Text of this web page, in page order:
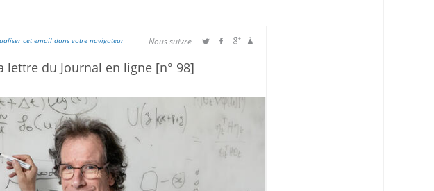
cet email dans votre navigateur Nous suivre
lettre du Journal en ligne [n° 98]